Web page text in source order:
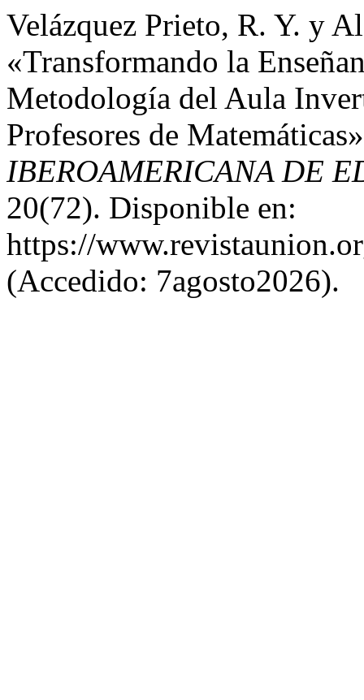
Velázquez Prieto, R. Y. y
«Transformando la
Metodología del Aula
Profesores de
IBEROAMERICANA DE
20(72). Disponible en:
https://
(Accedido: 7agosto2026).